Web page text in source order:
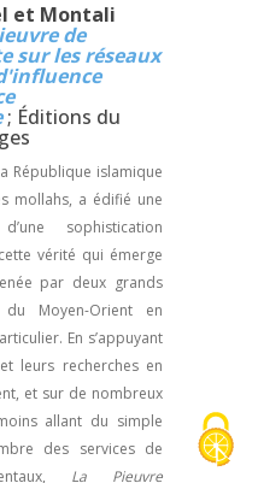
et Montali
de
sur les réseaux
; Éditions du
République islamique
mollahs, a édifié une
sophistication
vérité qui émerge
par deux grands
du Moyen-Orient en
En s’appuyant
leurs recherches en
et sur de nombreux
allant du simple
des services de
La Pieuvre